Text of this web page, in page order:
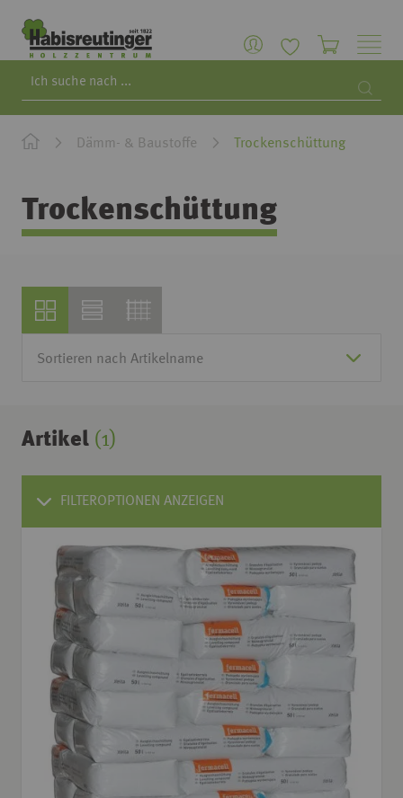
Dämm- & Baustoffe
Trockenschüttung
Trockenschüttung
Artikel (1)
FILTEROPTIONEN ANZEIGEN